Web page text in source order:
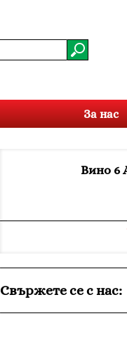
За нас
Вино 6
Свържете се с нас: